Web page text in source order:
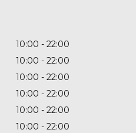
10:00
22:00
10:00
22:00
10:00
22:00
10:00
22:00
10:00
22:00
10:00 22:00